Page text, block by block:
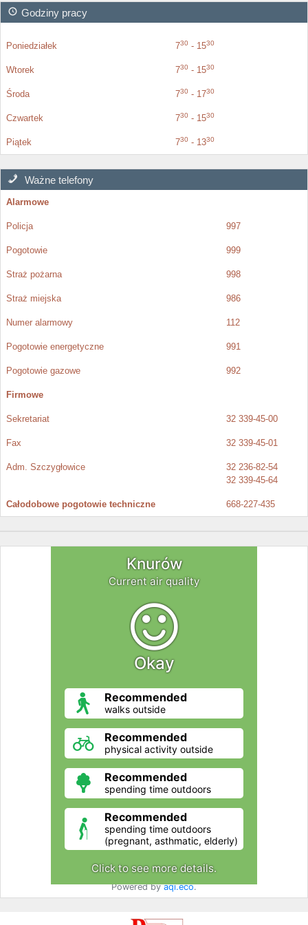
Godziny pracy
Poniedziałek 730 - 1530
Wtorek 730 - 1530
Środa 730 - 1730
Czwartek 730 - 1530
Piątek 730 - 1330
Ważne telefony
Alarmowe
Policja 997
Pogotowie 999
Straż pożarna 998
Straż miejska 986
Numer alarmowy 112
Pogotowie energetyczne 991
Pogotowie gazowe 992
Firmowe
Sekretariat 32 339-45-00
Fax 32 339-45-01
Adm. Szczygłowice
32 236-82-54
32 339-45-64
Całodobowe pogotowie techniczne 668-227-435